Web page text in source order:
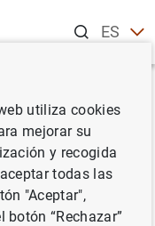
ESEN
de
utiliza cookies
mejorar su
y recogida
todas las
"Aceptar",
“Rechazar”